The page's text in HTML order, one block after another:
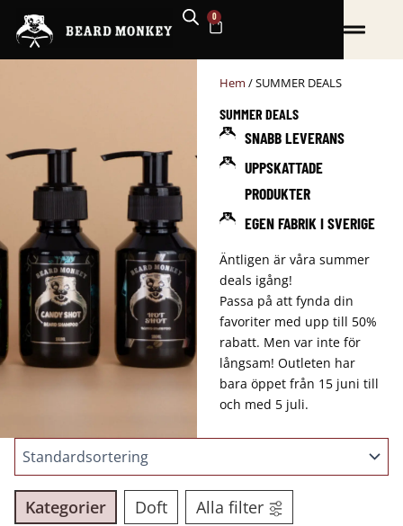
Hoppa
innehåll
0
VARUKORG
Hem / SUMMER DEALS
SUMMER DEALS
SNABB LEVERANS
UPPSKATTADE
PRODUKTER
EGEN FABRIK I SVERIGE
Äntligen är våra summer
deals igång!
Passa på att fynda din
favoriter med upp till 50%
rabatt. Men var inte för
långsam! Outleten har
bara öppet från 15 juni till
och med 5 juli.
Kategorier Doft Alla filter